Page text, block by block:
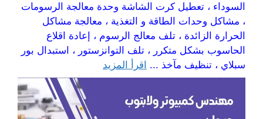
السوداء ، تعطيل كرت الشاشة وحدة معالجة الرسومات
، مشاكل وحدات الطاقة و التغذية ، معالجة مشاكل
الحرارة الزائدة ، تلف معالج الرسوم ، إعادة اقلاع
الحاسوب بشكل متكرر ، تلف التوانزستور ، استبدال بور
سبلاي ، تنظيف مآخذ ... اقرأ المزيد